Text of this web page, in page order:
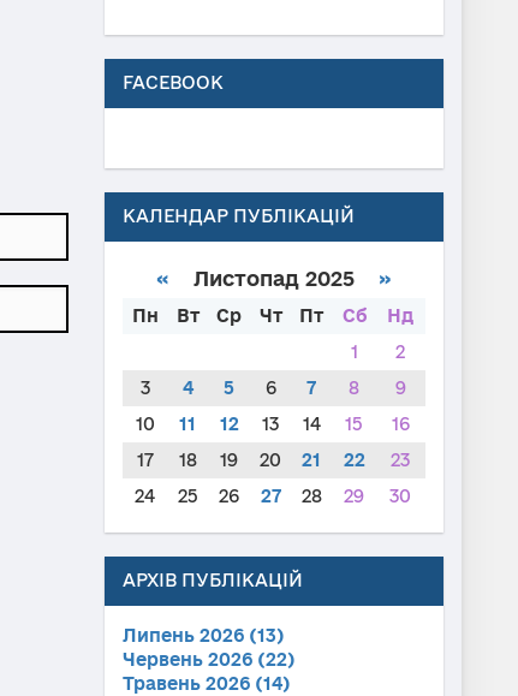
FACEBOOK
КАЛЕНДАР ПУБЛІКАЦІЙ
« Листопад 2025 »
Пн Вт Ср Чт Пт Сб
Нд
1
2
3
4 5 6 7 8
9
10
11 12 13 14 15
16
17
18 19 20 21 22
23
24
25 26 27 28 29 30
АРХІВ ПУБЛІКАЦІЙ
Липень 2026 (13)
Червень 2026 (22)
Травень 2026 (14)